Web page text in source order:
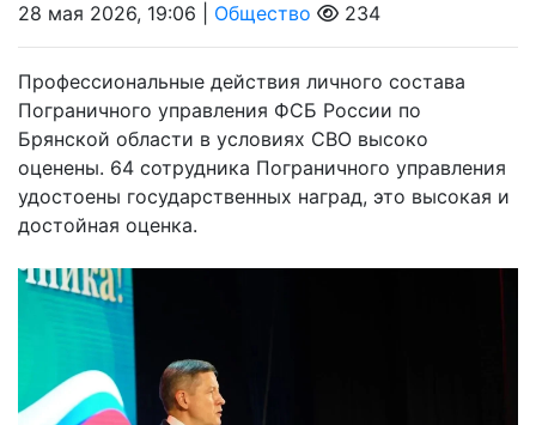
28 мая 2026, 19:06 | Общество 234
Профессиональные действия личного состава
Пограничного управления ФСБ России по
Брянской области в условиях СВО высоко
оценены. 64 сотрудника Пограничного управления
удостоены государственных наград, это высокая и
достойная оценка.